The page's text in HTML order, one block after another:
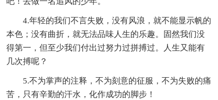
4.年轻的我们不言失败，没有风浪，就不能显示帆的
本色；没有曲折，就无法品味人生的乐趣。固然我们没
得第一，但至少我们付出过努力过拼搏过。人生又能有
几次搏呢？
5.不为掌声的注释，不为刻意的征服，不为失败的痛
苦，只有辛勤的汗水，化作成功的脚步！